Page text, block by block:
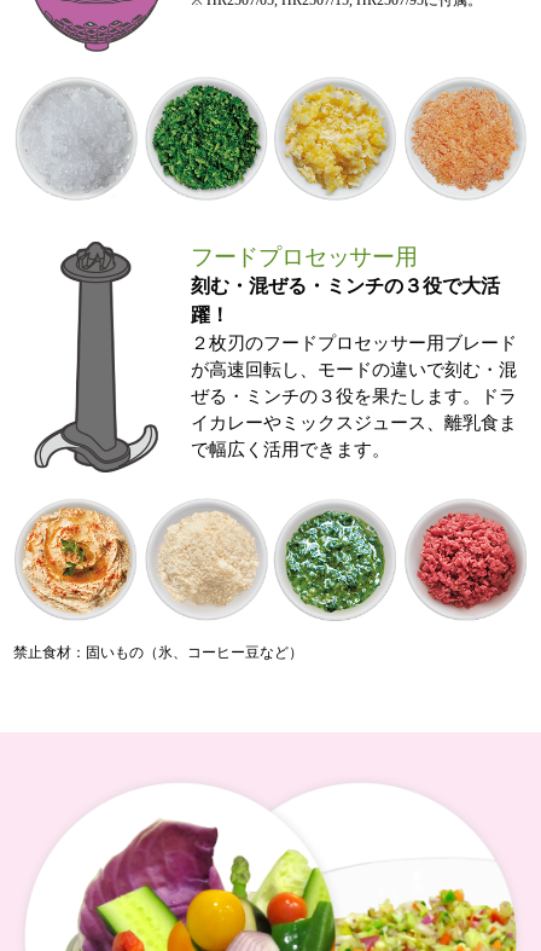
フードプロセッサー用
刻む・混ぜる・ミンチの３役で大活
躍！
２枚刃のフードプロセッサー用ブレード
が高速回転し、モードの違いで刻む・混
ぜる・ミンチの３役を果たします。ドラ
イカレーやミックスジュース、離乳食ま
で幅広く活用できます。
禁止食材：固いもの（氷、コーヒー豆など）